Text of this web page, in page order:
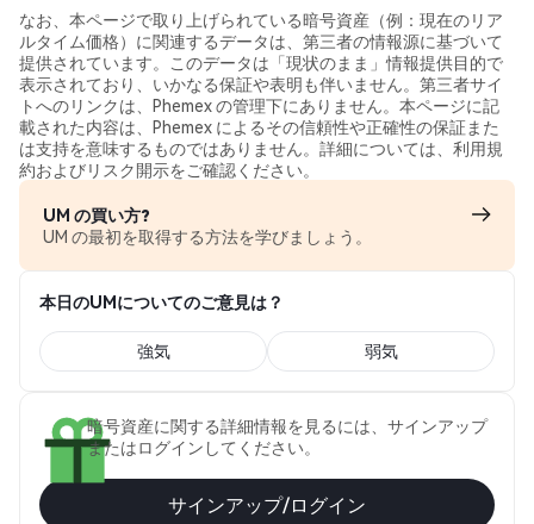
なお、本ページで取り上げられている暗号資産（例：現在のリア
ルタイム価格）に関連するデータは、第三者の情報源に基づいて
提供されています。このデータは「現状のまま」情報提供目的で
表示されており、いかなる保証や表明も伴いません。第三者サイ
トへのリンクは、Phemex の管理下にありません。本ページに記
載された内容は、Phemex によるその信頼性や正確性の保証また
は支持を意味するものではありません。詳細については、利用規
約およびリスク開示をご確認ください。
UM の買い方?
UM の最初を取得する方法を学びましょう。
本日のUMについてのご意見は？
強気 弱気
暗号資産に関する詳細情報を見るには、サインアップ
またはログインしてください。
サインアップ/ログイン